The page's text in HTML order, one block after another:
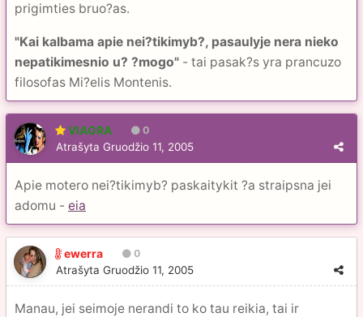
prigimties bruo?as.
"Kai kalbama apie nei?tikimyb?, pasaulyje nera nieko
nepatikimesnio u? ?mogo" - tai pasak?s yra prancuzo
filosofas Mi?elis Montenis.
VIAGRA 0
Atrašyta Gruodžio 11, 2005
Apie motero nei?tikimyb? paskaitykit ?a straipsna jei
adomu - eia
ewerra 0
Atrašyta Gruodžio 11, 2005
Manau, jei seimoje nerandi to ko tau reikia, tai ir